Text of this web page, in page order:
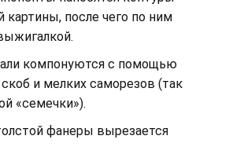
картины, после чего по ним
компонуются с помощью
и мелких саморезов (так
«семечки»).
фанеры вырезается